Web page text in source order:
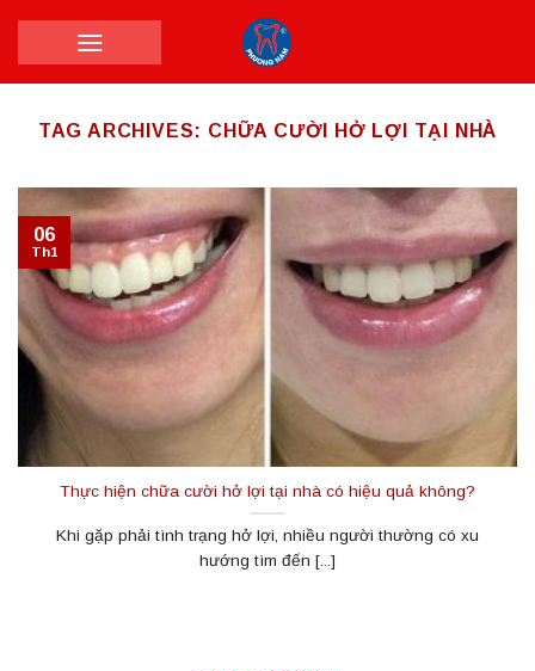
TAG ARCHIVES: CHỮA CƯỜI HỞ LỢI TẠI NHÀ
Thực hiện chữa cười hở lợi tại nhà có hiệu quả không?
Khi gặp phải tình trạng hở lợi, nhiều người thường có xu
hướng tìm đến [...]
06
Th1